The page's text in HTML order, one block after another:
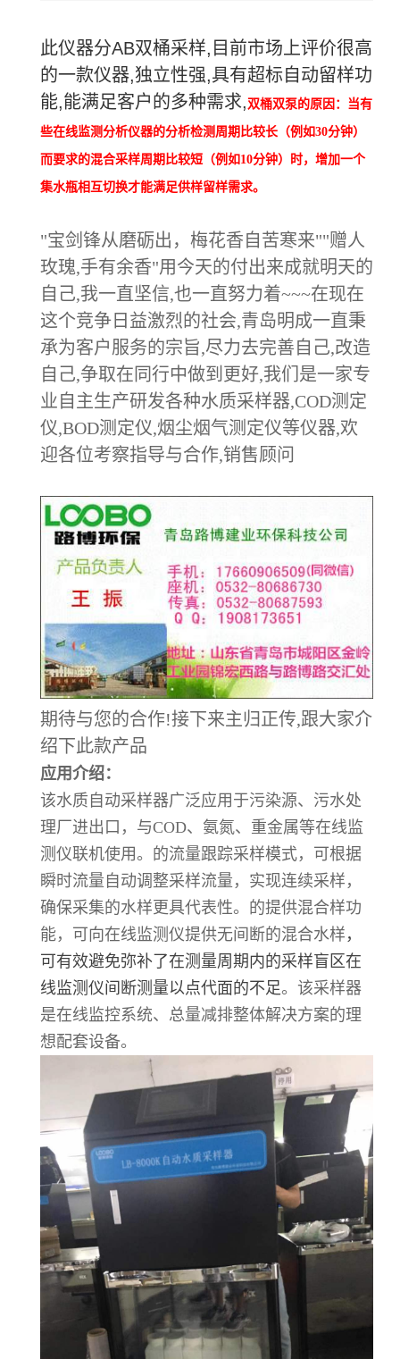
此仪器分AB双桶采样,目前市场上评价很高
的一款仪器,独立性强,具有超标自动留样功
能,能满足客户的多种需求, 双桶双泵的原因： 当有
些在线监测分析仪器的分析检测周期比较长（例如30分钟）
而要求的混合采样周期比较短（例如10分钟）时，增加一个
集水瓶相互切换才能满足供样留样需求。
"宝剑锋从磨砺出，梅花香自苦寒来""赠人
玫瑰,手有余香"用今天的付出来成就明天的
自己,我一直坚信,也一直努力着~~~在现在
这个竞争日益激烈的社会,青岛明成一直秉
承为客户服务的宗旨,尽力去完善自己,改造
自己,争取在同行中做到更好,我们是一家专
业自主生产研发各种水质采样器,COD测定
仪,BOD测定仪,烟尘烟气测定仪等仪器,欢
迎各位考察指导与合作,销售顾问
期待与您的合作!接下来主归正传,跟大家介
绍下此款产品
应用介绍：
该水质自动采样器广泛应用于污染源、污水处
理厂进出口，与COD、氨氮、重金属等在线监
测仪联机使用。的流量跟踪采样模式，可根据
瞬时流量自动调整采样流量，实现连续采样，
确保采集的水样更具代表性。的提供混合样功
能，可向在线监测仪提供无间断的混合水样 ，
可有效避免弥补了在测量周期内的采样盲区在
线监测仪间断测量以点代面的不足。该采样器
是在线监控系统、总量减排整体解决方案的理
想配套设备。